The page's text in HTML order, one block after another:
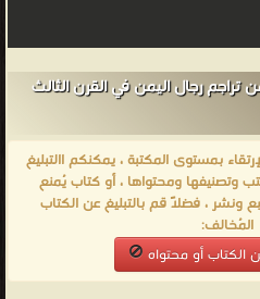
رجال اليمن في القرن الثالث
بمستوى المكتبة ، يمكنكم االتبليغ
وتصنيفها ومحتواها ، أو كتاب يُمنع
، فضلاً قم بالتبليغ عن الكتاب
المُخالف:
الكتاب أو محتواه